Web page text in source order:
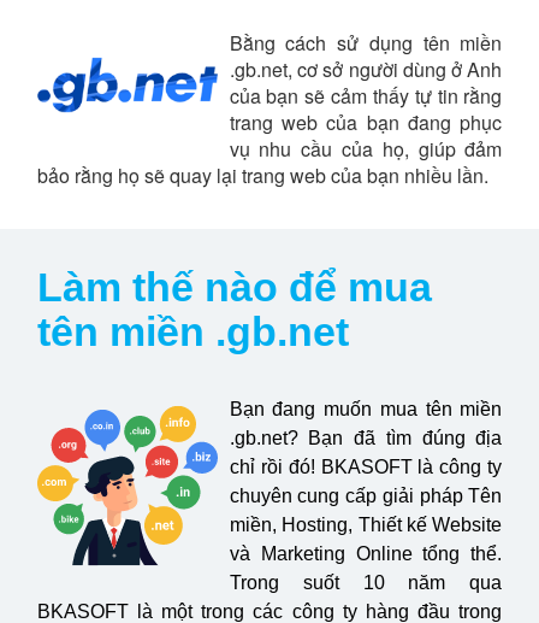
Bằng cách sử dụng tên miền
.gb.net, cơ sở người dùng ở Anh
của bạn sẽ cảm thấy tự tin rằng
trang web của bạn đang phục
vụ nhu cầu của họ, giúp đảm
bảo rằng họ sẽ quay lại trang web của bạn nhiều lần.
Làm thế nào để mua
tên miền .gb.net
Bạn đang muốn mua tên miền
.gb.net? Bạn đã tìm đúng địa
chỉ rồi đó! BKASOFT là công ty
chuyên cung cấp giải pháp Tên
miền, Hosting, Thiết kế Website
và Marketing Online tổng thể.
Trong suốt 10 năm qua
BKASOFT là một trong các công ty hàng đầu trong